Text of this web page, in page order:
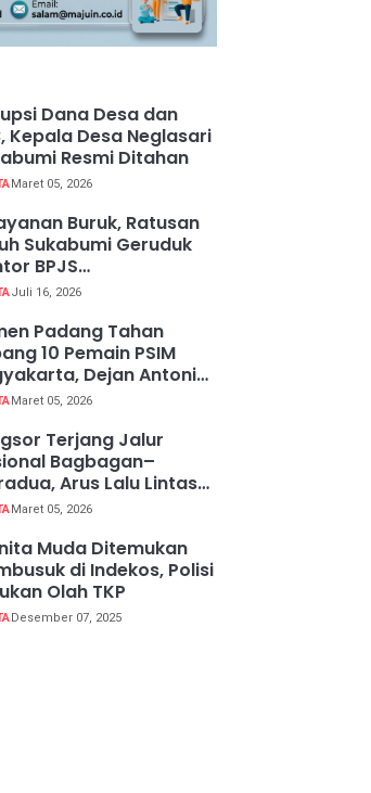
Dana Desa dan
Kepala Desa Neglasari
Resmi Ditahan
Maret 05, 2026
Buruk, Ratusan
Sukabumi Geruduk
BPJS
Juli 16, 2026
Padang Tahan
10 Pemain PSIM
Dejan Antonic
Dipecat!
Maret 05, 2026
Terjang Jalur
Bagbagan–
Arus Lalu Lintas
Tutup
Maret 05, 2026
Muda Ditemukan
di Indekos, Polisi
Olah TKP
Desember 07, 2025